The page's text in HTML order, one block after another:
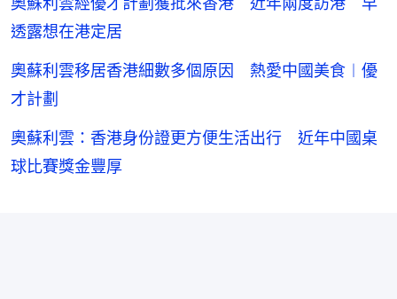
透露想在港定居
奧蘇利雲移居香港細數多個原因 熱愛中國美食︱優
才計劃
奧蘇利雲：香港身份證更方便生活出行 近年中國桌
球比賽獎金豐厚